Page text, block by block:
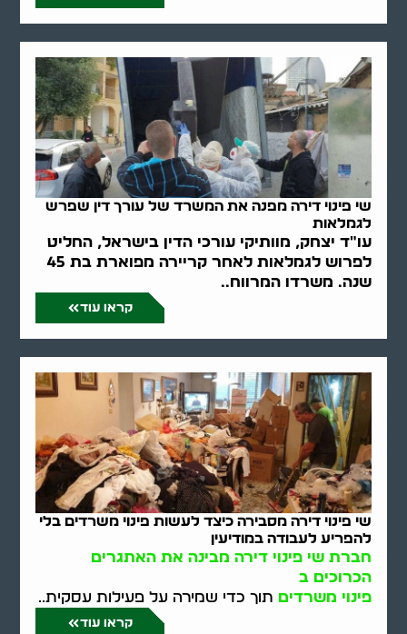
שי פינוי דירה מפנה את המשרד של עורך דין שפרש
לגמלאות
עו"ד יצחק, מוותיקי עורכי הדין בישראל, החליט
לפרוש לגמלאות לאחר קריירה מפוארת בת 45
שנה. משרדו המרווח..
קראו עוד
שי פינוי דירה מסבירה כיצד לעשות פינוי משרדים בלי
להפריע לעבודה במודיעין
חברת שי פינוי דירה מבינה את האתגרים
הכרוכים ב
פינוי משרדים תוך כדי שמירה על פעילות עסקית..
קראו עוד